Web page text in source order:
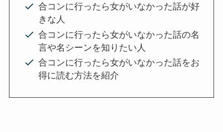
合コンに行ったら女がいなかった話が好
きな人
合コンに行ったら女がいなかった話の名
言や名シーンを知りたい人
合コンに行ったら女がいなかった話をお
得に読む方法を紹介